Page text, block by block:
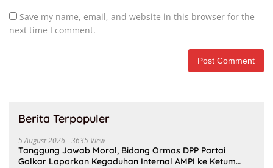
Save my name, email, and website in this browser for the
next time I comment.
Berita Terpopuler
5 August 2026 3635 View
Tanggung Jawab Moral, Bidang Ormas DPP Partai
Golkar Laporkan Kegaduhan Internal AMPI ke Ketum